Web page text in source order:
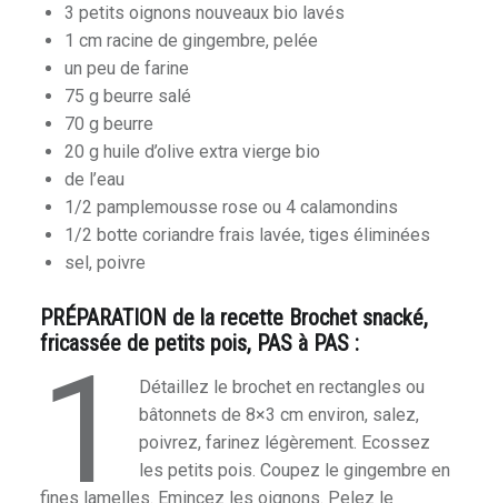
3 petits oignons nouveaux bio lavés
1 cm racine de gingembre, pelée
un peu de farine
75 g beurre salé
70 g beurre
20 g huile d’olive extra vierge bio
de l’eau
1/2 pamplemousse rose ou 4 calamondins
1/2 botte coriandre frais lavée, tiges éliminées
sel, poivre
PRÉPARATION de la recette Brochet snacké,
fricassée de petits pois, PAS à PAS :
1
Détaillez le brochet en rectangles ou
bâtonnets de 8×3 cm environ, salez,
poivrez, farinez légèrement. Ecossez
les petits pois. Coupez le gingembre en
fines lamelles. Emincez les oignons. Pelez le